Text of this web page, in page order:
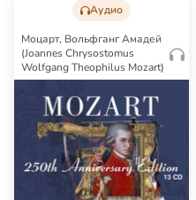
Аудио
Моцарт, Вольфганг Амадей
(Joannes Chrysostomus
Wolfgang Theophilus Mozart)